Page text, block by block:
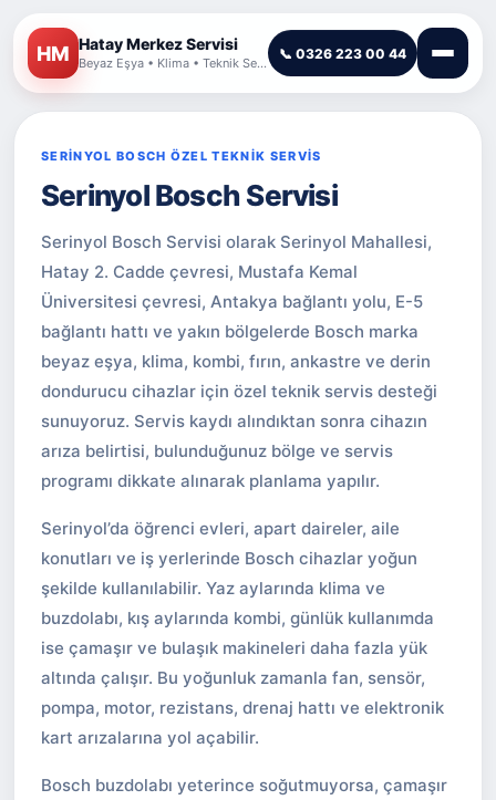
HM Hatay Merkez Servisi
Beyaz Eşya • Klima • Teknik Servis
📞 0326 223 00 44
SERİNYOL BOSCH ÖZEL TEKNİK SERVİS
Serinyol Bosch Servisi
Serinyol Bosch Servisi olarak Serinyol Mahallesi,
Hatay 2. Cadde çevresi, Mustafa Kemal
Üniversitesi çevresi, Antakya bağlantı yolu, E-5
bağlantı hattı ve yakın bölgelerde Bosch marka
beyaz eşya, klima, kombi, fırın, ankastre ve derin
dondurucu cihazlar için özel teknik servis desteği
sunuyoruz. Servis kaydı alındıktan sonra cihazın
arıza belirtisi, bulunduğunuz bölge ve servis
programı dikkate alınarak planlama yapılır.
Serinyol’da öğrenci evleri, apart daireler, aile
konutları ve iş yerlerinde Bosch cihazlar yoğun
şekilde kullanılabilir. Yaz aylarında klima ve
buzdolabı, kış aylarında kombi, günlük kullanımda
ise çamaşır ve bulaşık makineleri daha fazla yük
altında çalışır. Bu yoğunluk zamanla fan, sensör,
pompa, motor, rezistans, drenaj hattı ve elektronik
kart arızalarına yol açabilir.
Bosch buzdolabı yeterince soğutmuyorsa, çamaşır